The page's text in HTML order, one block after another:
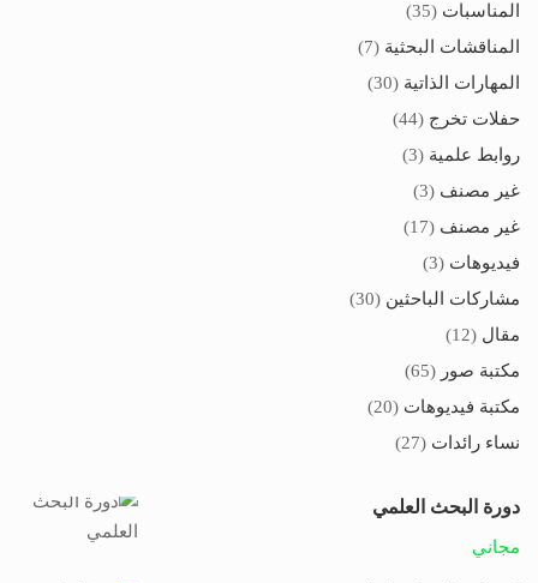
المناسبات (35)
المناقشات البحثية (7)
المهارات الذاتية (30)
حفلات تخرج (44)
روابط علمية (3)
غير مصنف (3)
غير مصنف (17)
فيديوهات (3)
مشاركات الباحثين (30)
مقال (12)
مكتبة صور (65)
مكتبة فيديوهات (20)
نساء رائدات (27)
دورة البحث العلمي
مجاني